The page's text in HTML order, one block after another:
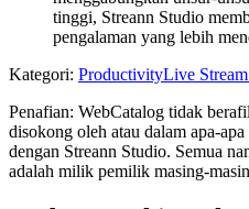
tinggi, Streann Studio
pengalaman yang lebih
Kategori: ProductivityLive
Penafian: WebCatalog tidak
disokong oleh atau dalam apa-
dengan Streann Studio. Semua
adalah milik pemilik masing-